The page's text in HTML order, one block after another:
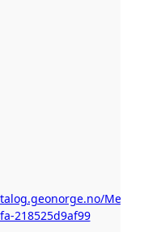
218525d9af99